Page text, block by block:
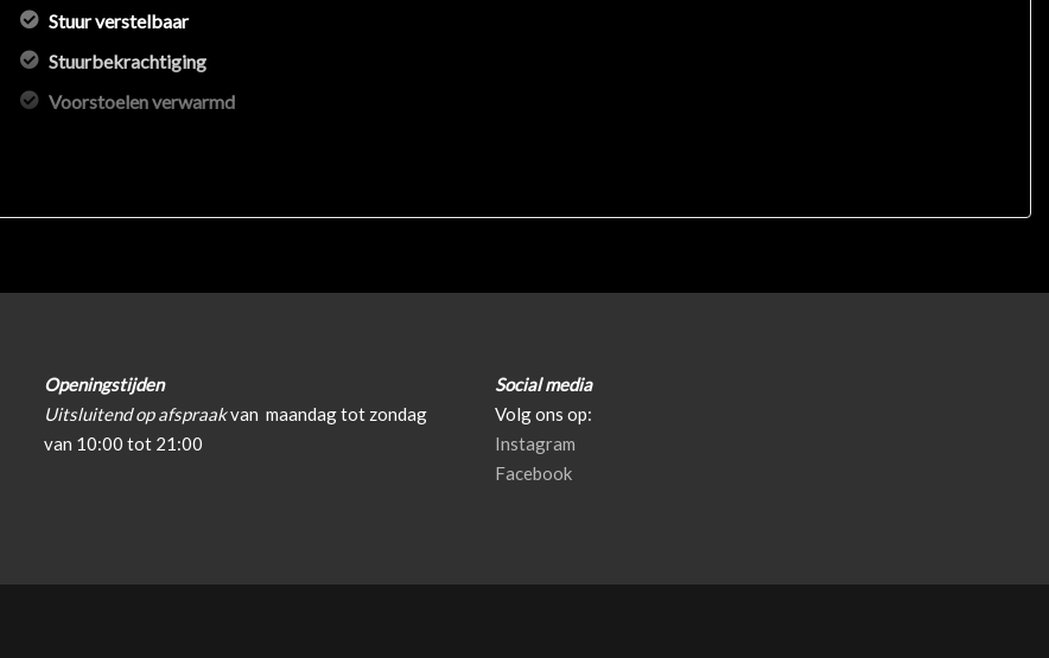
Stuur verstelbaar
Stuurbekrachtiging
Voorstoelen verwarmd
Openingstijden
Uitsluitend op afspraakvan maandag tot zondag
van 10:00 tot 21:00
Social media
Volg ons op:
Instagram
Facebook